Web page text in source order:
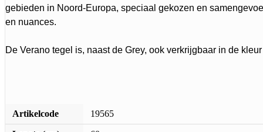
gebieden in Noord-Europa, speciaal gekozen en
en nuances.
De Verano tegel is, naast de Grey, ook verkrijgbaar in de
Artikelcode 19565